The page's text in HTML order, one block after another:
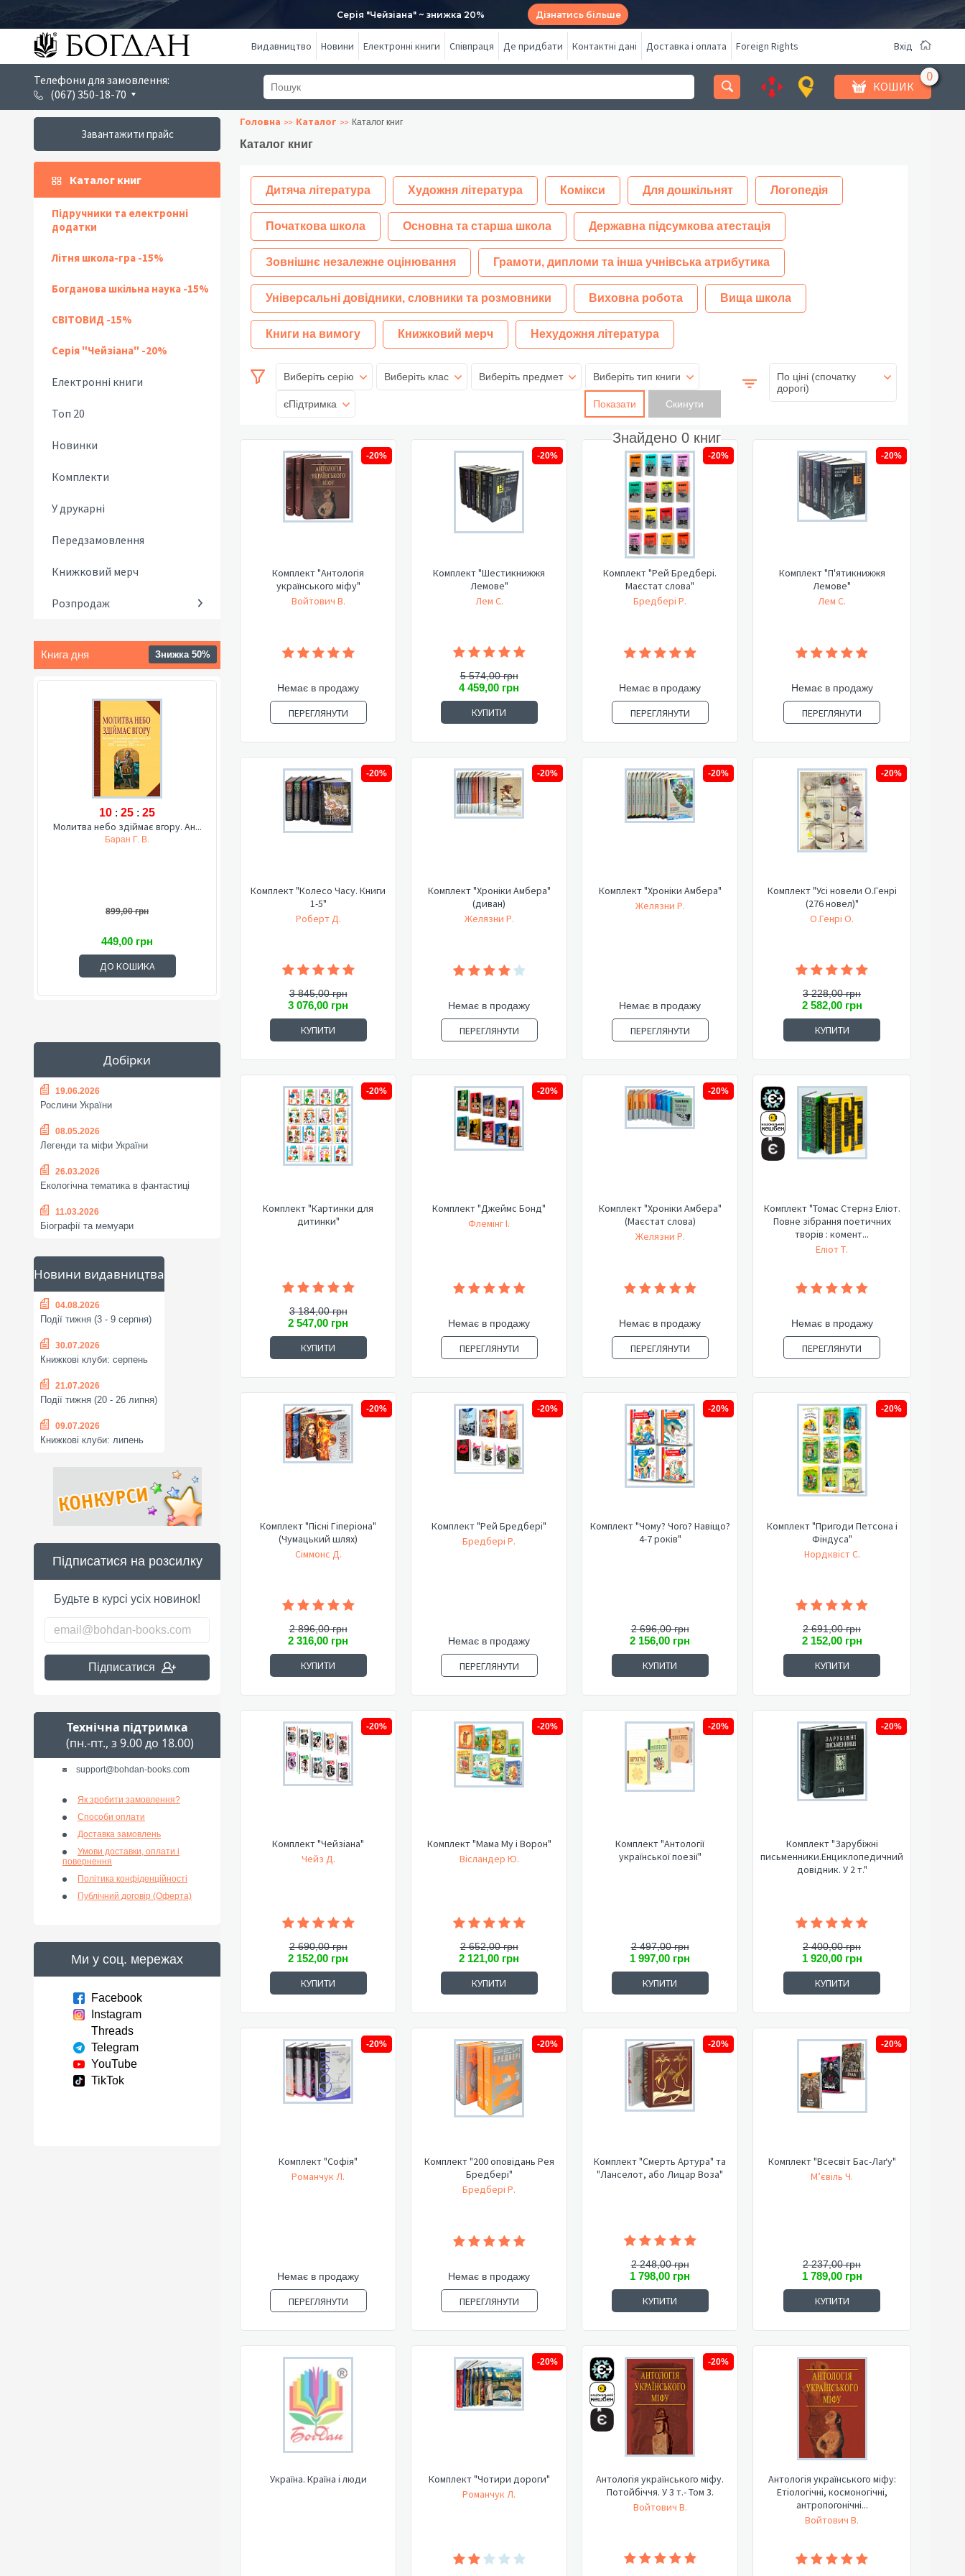
Серія "Чейзіана" ~ знижка 20% Дізнатись більше
Видавництво Новини Електронні книги Співпраця Де придбати Контактні дані Доставка і оплата Foreign Rights Вхід
Телефони для замовлення:
(067) 350-18-70
КОШИК
Завантажити прайс
Каталог книг
Підручники та електронні
додатки
Літня школа-гра -15%
Богданова шкільна наука -15%
СВІТОВИД -15%
Серія "Чейзіана" -20%
Електронні книги
Топ 20
Новинки
Комплекти
У друкарні
Передзамовлення
Книжковий мерч
Розпродаж
Книга дня Знижка 50%
10 : 25 : 24
Молитва небо здіймає вгору. Ан...
Баран Г. В.
899,00 грн
449,00 грн
ДО КОШИКА
Добірки
19.06.2026
Рослини України
08.05.2026
Легенди та міфи України
26.03.2026
Екологічна тематика в фантастиці
11.03.2026
Біографії та мемуари
Новини видавництва
04.08.2026
Події тижня (3 - 9 серпня)
30.07.2026
Книжкові клуби: серпень
21.07.2026
Події тижня (20 - 26 липня)
09.07.2026
Книжкові клуби: липень
Підписатися на розсилку
Будьте в курсі усіх новинок!
Підписатися
Технічна підтримка
(пн.-пт., з 9.00 до 18.00)
support@bohdan-books.com
Як зробити замовлення?
Способи оплати
Доставка замовлень
Умови доставки, оплати і
повернення
Політика конфіденційності
Публічний договір (Оферта)
Ми у соц. мережах
Facebook
Instagram
Threads
Telegram
YouTube
TikTok
Головна Каталог Каталог книг
Каталог книг
Дитяча література Художня література Комікси Для дошкільнят Логопедія
Початкова школа Основна та старша школа Державна підсумкова атестація
Зовнішнє незалежне оцінювання Грамоти, дипломи та інша учнівська атрибутика
Універсальні довідники, словники та розмовники Виховна робота Вища школа
Книги на вимогу Книжковий мерч Нехудожня література
Виберіть серію Виберіть клас Виберіть предмет Виберіть тип книги
єПідтримка Показати
Знайдено 0 книг
По ціні (спочатку
дорогі)
-20%
Комплект "Антологія
українського міфу"
Войтович В.
Немає в продажу
ПЕРЕГЛЯНУТИ
-20%
Комплект "Шестикнижжя
Лемове"
Лем С.
5 574,00 грн
4 459,00 грн
КУПИТИ
-20%
Комплект "Рей Бредбері.
Маєстат слова"
Бредбері Р.
Немає в продажу
ПЕРЕГЛЯНУТИ
-20%
Комплект "П'ятикнижжя
Лемове"
Лем С.
Немає в продажу
ПЕРЕГЛЯНУТИ
-20%
Комплект "Колесо Часу. Книги
1-5"
Роберт Д.
3 845,00 грн
3 076,00 грн
КУПИТИ
-20%
Комплект "Хроніки Амбера"
(диван)
Желязни Р.
Немає в продажу
ПЕРЕГЛЯНУТИ
-20%
Комплект "Хроніки Амбера"
Желязни Р.
Немає в продажу
ПЕРЕГЛЯНУТИ
-20%
Комплект "Усі новели О.Генрі
(276 новел)"
О.Генрі О.
3 228,00 грн
2 582,00 грн
КУПИТИ
-20%
Комплект "Картинки для
дитинки"
3 184,00 грн
2 547,00 грн
КУПИТИ
-20%
Комплект "Джеймс Бонд"
Флемінг І.
Немає в продажу
ПЕРЕГЛЯНУТИ
-20%
Комплект "Хроніки Амбера"
(Маєстат слова)
Желязни Р.
Немає в продажу
ПЕРЕГЛЯНУТИ
Комплект "Томас Стернз Еліот.
Повне зібрання поетичних
творів : комент...
Еліот Т.
Немає в продажу
ПЕРЕГЛЯНУТИ
-20%
Комплект "Пісні Гіперіона"
(Чумацький шлях)
Сіммонс Д.
2 896,00 грн
2 316,00 грн
КУПИТИ
-20%
Комплект "Рей Бредбері"
Бредбері Р.
Немає в продажу
ПЕРЕГЛЯНУТИ
-20%
Комплект "Чому? Чого? Навіщо?
4-7 років"
2 696,00 грн
2 156,00 грн
КУПИТИ
-20%
Комплект "Пригоди Петсона і
Фіндуса"
Нордквіст С.
2 691,00 грн
2 152,00 грн
КУПИТИ
-20%
Комплект "Чейзіана"
Чейз Д.
2 690,00 грн
2 152,00 грн
КУПИТИ
-20%
Комплект "Мама Му і Ворон"
Вісландер Ю.
2 652,00 грн
2 121,00 грн
КУПИТИ
-20%
Комплект "Антології
української поезії"
2 497,00 грн
1 997,00 грн
КУПИТИ
-20%
Комплект "Зарубіжні
письменники.Енциклопедичний
довідник. У 2 т."
2 400,00 грн
1 920,00 грн
КУПИТИ
-20%
Комплект "Софія"
Романчук Л.
Немає в продажу
ПЕРЕГЛЯНУТИ
-20%
Комплект "200 оповідань Рея
Бредбері"
Бредбері Р.
Немає в продажу
ПЕРЕГЛЯНУТИ
-20%
Комплект "Смерть Артура" та
"Ланселот, або Лицар Воза"
2 248,00 грн
1 798,00 грн
КУПИТИ
-20%
Комплект "Всесвіт Бас-Лаґу"
М’євіль Ч.
2 237,00 грн
1 789,00 грн
КУПИТИ
Україна. Країна і люди
-20%
Комплект "Чотири дороги"
Романчук Л.
-20%
Антологія українського міфу.
Потойбіччя. У 3 т.- Том 3.
Войтович В.
Антологія українського міфу:
Етіологічні, космоногічні,
антропогонічні...
Войтович В.